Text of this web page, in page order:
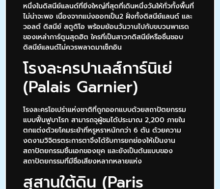
หนึ่งในดิสนีย์แลนด์ที่ยิ่งใหญ่ที่สุดที่เดินหนึ่งวันให้ทั่วทั้งพื้นที่
ไม่น่าจะพอ เนื่องจากแบ่งออกเป็น2 ฝั่งทั้งดิสนีย์แลนด์ และ
วอลต์ ดิสนีย์ สตูดิโอ พร้อมย้อนวันวานไปกับขบวนพาเรด
ของเหล่าการ์ตูนสุดฮิต ใครที่เป็นสาวกดิสนีย์หรือชื่นชอบ
ดิสนีย์แลนด์ไม่ควรพลาดมาเช็กอิน
โรงละครปาเลส์การ์นิเย่
(Palais Garnier)
โรงละครโอเปร่าแห่งชาติที่ถูกออกแบบด้วยสถาปัตยกรรม
แบบฟื้นฟูบาโรก สามารถจุผู้ชมได้ประมาณ 2,200 ภายใน
ตกแต่งด้วยโคมระย้าที่หรูหราหนักกว่า 6 ตัน ด้วยความ
งดงามวิจิตรตระการตาจึงได้รับการยกย่องให้เป็นงาน
สถาปัตยกรรมชิ้นเอกของยุค และยังเป็นต้นแบบของ
สถาปัตยกรรมที่มีชื่อเสียงหลากหลายแห่ง
สุสานใต้ดิน (Paris